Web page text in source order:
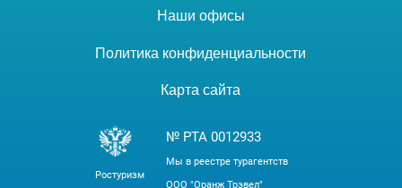
Наши офисы
Политика конфиденциальности
Карта сайта
ООО "Оранж Трэвел"
Мы в реестре турагентств
Ростуризм
№ РТА 0012933